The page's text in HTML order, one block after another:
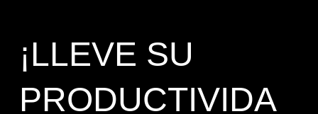
¡LLEVE SU
PRODUCTIVIDA